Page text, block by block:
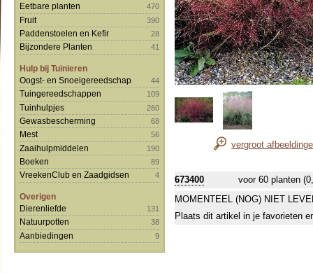
Eetbare planten
470
Fruit 390
Paddenstoelen en Kefir 28
Bijzondere Planten 41
Hulp bij Tuinieren
Oogst- en Snoeigereedschap
44
Tuingereedschappen 109
Tuinhulpjes 260
Gewasbescherming 68
Mest 56
Zaaihulpmiddelen 190
Boeken 89
VreekenClub en Zaadgidsen 4
Overigen
Dierenliefde
131
Natuurpotten 38
Aanbiedingen 9
vergroot
673400
voor 60 planten
MOMENTEEL (NOG) NIET
Plaats dit artikel in je favorieten